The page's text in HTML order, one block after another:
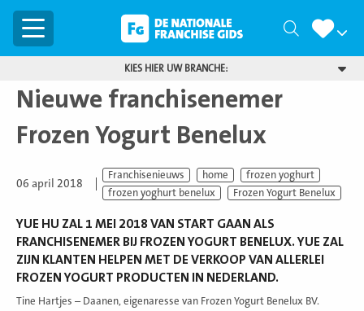
Menu Zoeken
KIES HIER UW BRANCHE:
Nieuwe franchisenemer
Frozen Yogurt Benelux
06 april 2018
Franchisenieuws home
frozen yoghurt
frozen yoghurt benelux
Frozen Yogurt Benelux
YUE HU ZAL 1 MEI 2018 VAN START GAAN ALS
FRANCHISENEMER BIJ FROZEN YOGURT BENELUX. YUE ZAL
ZIJN KLANTEN HELPEN MET DE VERKOOP VAN ALLERLEI
FROZEN YOGURT PRODUCTEN IN NEDERLAND.
Tine Hartjes – Daanen, eigenaresse van Frozen Yogurt Benelux BV.